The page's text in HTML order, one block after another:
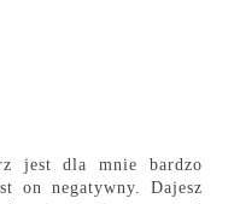
jest dla mnie bardzo
on negatywny. Dajesz